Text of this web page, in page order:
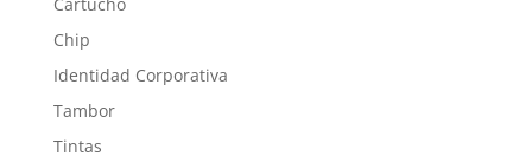
Chip
Identidad Corporativa
Tambor
Tintas